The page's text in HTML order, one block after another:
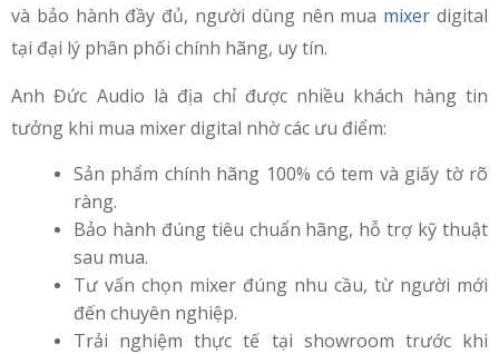
và bảo hành đầy đủ, người dùng nên mua mixer digital
tại đại lý phân phối chính hãng, uy tín.
Anh Đức Audio là địa chỉ được nhiều khách hàng tin
tưởng khi mua mixer digital nhờ các ưu điểm:
Sản phẩm chính hãng 100% có tem và giấy tờ rõ
ràng.
Bảo hành đúng tiêu chuẩn hãng, hỗ trợ kỹ thuật
sau mua.
Tư vấn chọn mixer đúng nhu cầu, từ người mới
đến chuyên nghiệp.
Trải nghiệm thực tế tại showroom trước khi